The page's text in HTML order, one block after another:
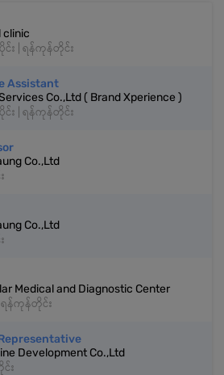
clinic
င်း | ရန်ကုန်တိုင်း
Assistant
Co.,Ltd ( Brand Xperience )
င်း | ရန်ကုန်တိုင်း
Co.,Ltd
Co.,Ltd
Medical and Diagnostic Center
န်ကုန်တိုင်း
Development Co.,Ltd
း